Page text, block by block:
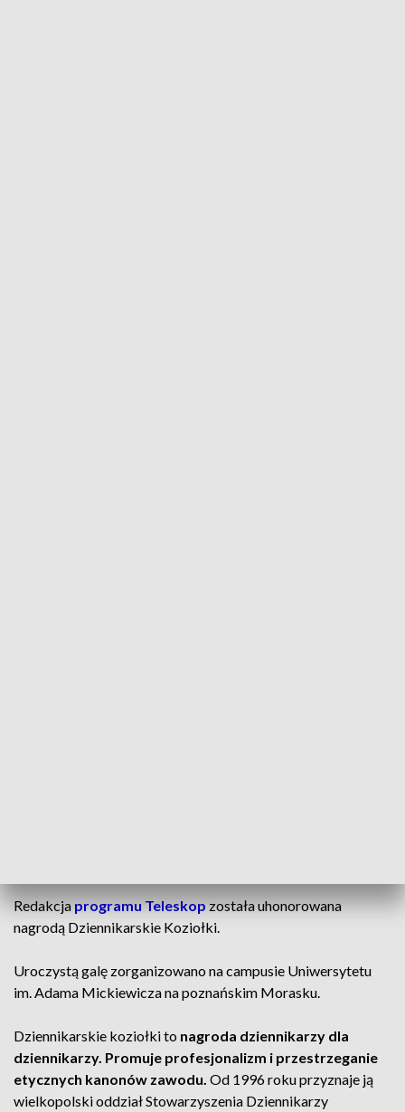
Redakcjaprogramu Teleskopzostała uhonorowana
nagrodą Dziennikarskie Koziołki.
Uroczystą galę zorganizowano na campusie Uniwersytetu
im. Adama Mickiewicza na poznańskim Morasku.
Dziennikarskie koziołki to nagroda dziennikarzy dla
dziennikarzy. Promuje profesjonalizm i przestrzeganie
etycznych kanonów zawodu. Od 1996 roku przyznaje ją
wielkopolski oddział Stowarzyszenia Dziennikarzy